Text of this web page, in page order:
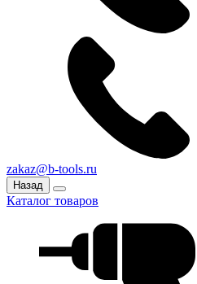
zakaz@b-tools.ru
Назад
Каталог товаров